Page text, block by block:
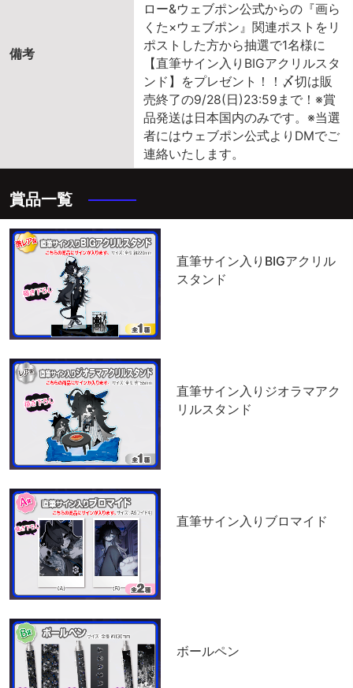
備考
ロー&ウェブポン公式からの『画ら
くた×ウェブポン』関連ポストをリ
ポストした方から抽選で1名様に
【直筆サイン入りBIGアクリルスタ
ンド】をプレゼント！！〆切は販
売終了の9/28(日)23:59まで！※賞
品発送は日本国内のみです。※当選
者にはウェブポン公式よりDMでご
連絡いたします。
賞品一覧
直筆サイン入りBIGアクリル
スタンド
直筆サイン入りジオラマアク
リルスタンド
直筆サイン入りブロマイド
ボールペン